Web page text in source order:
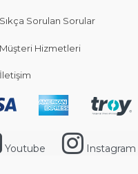
Sıkça Sorulan Sorular
Müşteri Hizmetleri
İletişim
Youtube Instagram